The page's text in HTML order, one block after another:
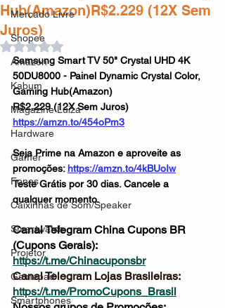
Mercado Livre
Shopee
Amazon
Kabum
Magazine Luiza
Hardware
Gamer
Fones
Caixinhas de Som/Speaker
Smartwatch
Projetor
Gamepad
Smartphones
Hub(Amazon)R$2.229 (12X Sem
Juros)
Avaliado com NaN de 5 estrelas.
Samsung Smart TV 50" Crystal UHD 4K
50DU8000 - Painel Dynamic Crystal Color,
Gaming Hub(Amazon)
R$2.229 (12X Sem Juros)
https://amzn.to/454oPm3
Seja Prime na Amazon e aproveite as
promoções: https://amzn.to/4kBUoIw
Teste Grátis por 30 dias. Cancele a
qualquer momento.
Canal Telegram China Cupons BR
(Cupons Gerais):
https://t.me/Chinacuponsbr
Canal Telegram Lojas Brasileiras:
https://t.me/PromoCupons_Brasil